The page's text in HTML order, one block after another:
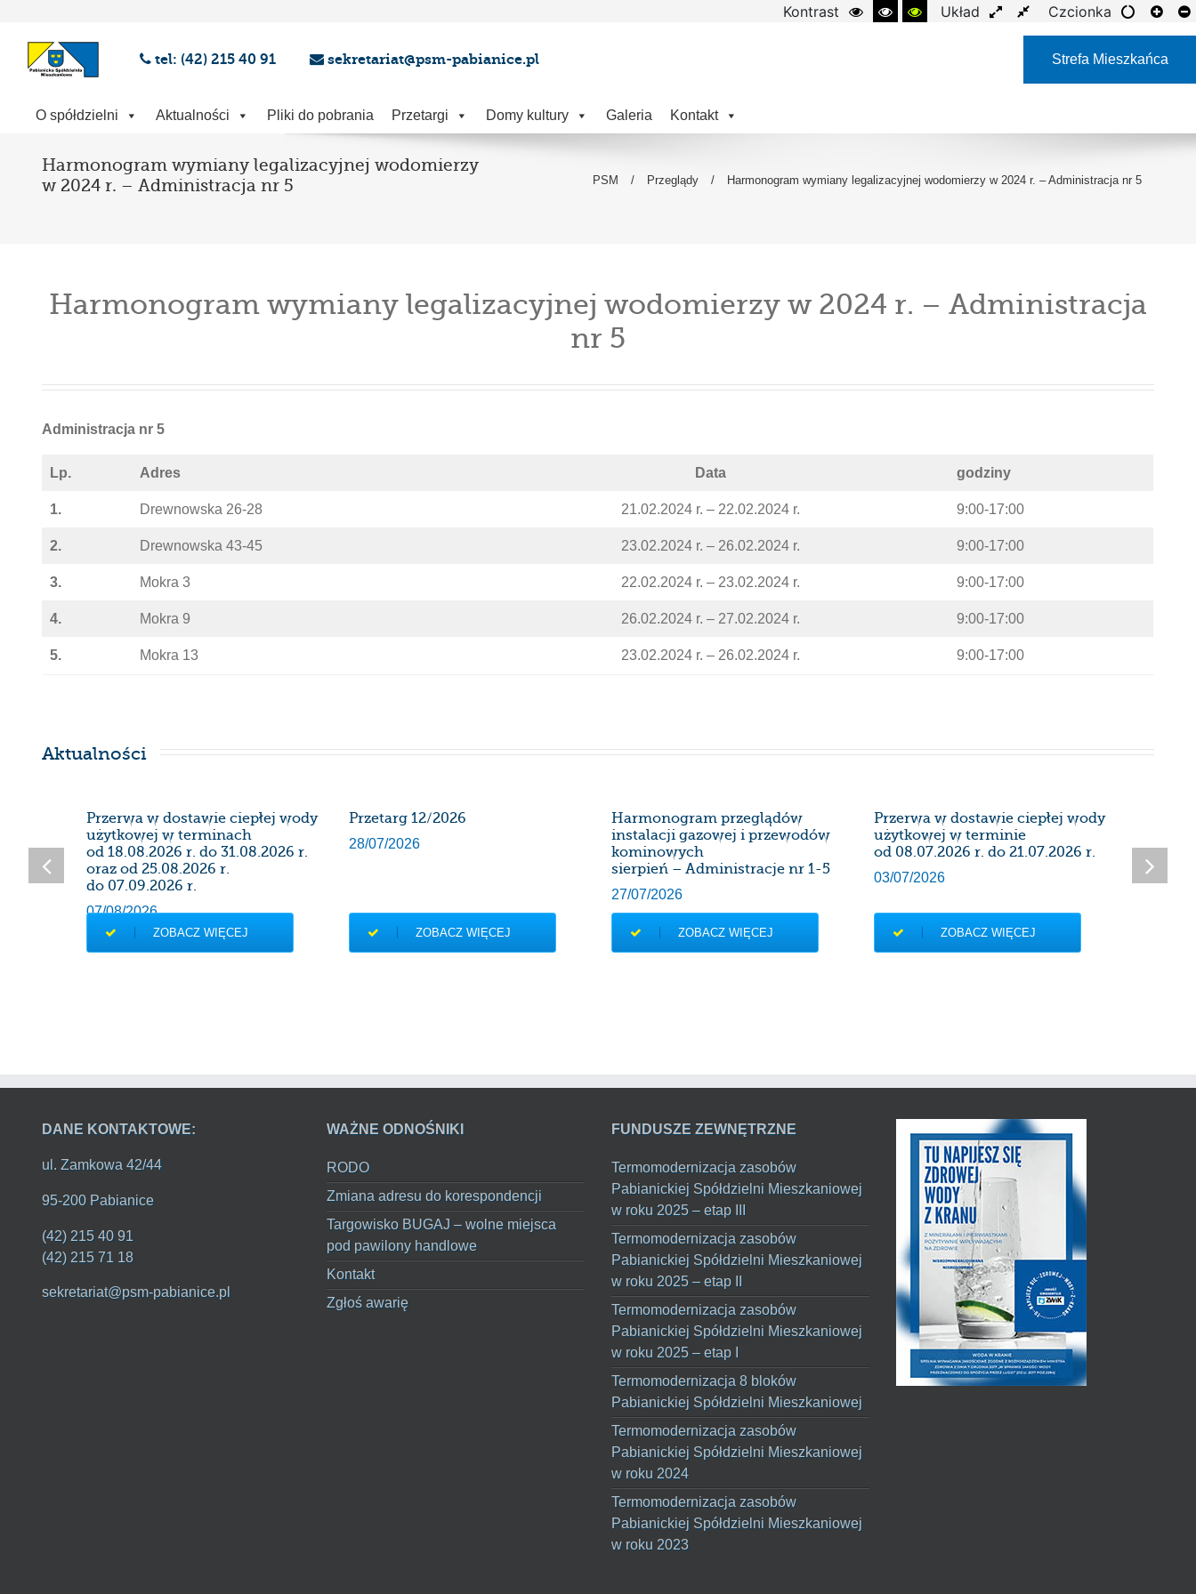
Kontrast Układ Czcionka
tel: (42) 215 40 91 sekretariat@psm-pabianice.pl Strefa Mieszkańca
O spółdzielni Aktualności Pliki do pobrania Przetargi Domy kultury Galeria Kontakt
Harmonogram wymiany legalizacyjnej wodomierzy
w 2024 r. – Administracja nr 5
PSM / Przeglądy / Harmonogram wymiany legalizacyjnej wodomierzy w 2024 r. – Administracja nr 5
Harmonogram wymiany legalizacyjnej wodomierzy w 2024 r. – Administracja
nr 5
Administracja nr 5
Lp. Adres Data godziny
1. Drewnowska 26-28 21.02.2024 r. – 22.02.2024 r. 9:00-17:00
2. Drewnowska 43-45 23.02.2024 r. – 26.02.2024 r. 9:00-17:00
3. Mokra 3 22.02.2024 r. – 23.02.2024 r. 9:00-17:00
4. Mokra 9 26.02.2024 r. – 27.02.2024 r. 9:00-17:00
5. Mokra 13 23.02.2024 r. – 26.02.2024 r. 9:00-17:00
Aktualności
Przerwa w dostawie ciepłej wody
użytkowej w terminach
od 18.08.2026 r. do 31.08.2026 r.
oraz od 25.08.2026 r.
do 07.09.2026 r.
07/08/2026
ZOBACZ WIĘCEJ
Przetarg 12/2026
28/07/2026
ZOBACZ WIĘCEJ
Harmonogram przeglądów
instalacji gazowej i przewodów
kominowych
sierpień – Administracje nr 1-5
27/07/2026
ZOBACZ WIĘCEJ
Przerwa w dostawie ciepłej wody
użytkowej w terminie
od 08.07.2026 r. do 21.07.2026 r.
03/07/2026
ZOBACZ WIĘCEJ
DANE KONTAKTOWE:
ul. Zamkowa 42/44
95-200 Pabianice
(42) 215 40 91
(42) 215 71 18
sekretariat@psm-pabianice.pl
WAŻNE ODNOŚNIKI
RODO
Zmiana adresu do korespondencji
Targowisko BUGAJ – wolne miejsca
pod pawilony handlowe
Kontakt
Zgłoś awarię
FUNDUSZE ZEWNĘTRZNE
Termomodernizacja zasobów
Pabianickiej Spółdzielni Mieszkaniowej
w roku 2025 – etap III
Termomodernizacja zasobów
Pabianickiej Spółdzielni Mieszkaniowej
w roku 2025 – etap II
Termomodernizacja zasobów
Pabianickiej Spółdzielni Mieszkaniowej
w roku 2025 – etap I
Termomodernizacja 8 bloków
Pabianickiej Spółdzielni Mieszkaniowej
Termomodernizacja zasobów
Pabianickiej Spółdzielni Mieszkaniowej
w roku 2024
Termomodernizacja zasobów
Pabianickiej Spółdzielni Mieszkaniowej
w roku 2023